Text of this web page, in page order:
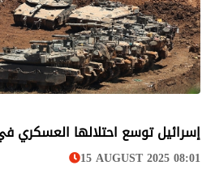
إسرائيل توسع احتلالها العسكري
15 AUGUST 2025 08:01